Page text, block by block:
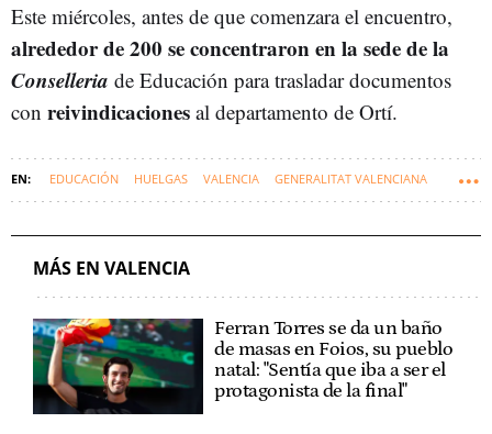
Este miércoles, antes de que comenzara el encuentro,
alrededor de 200 se concentraron en la sede de la
Conselleria de Educación para trasladar documentos
con reivindicaciones al departamento de Ortí.
EDUCACIÓN HUELGAS VALENCIA GENERALITAT VALENCIANA
MÁS EN VALENCIA
Ferran Torres se da un baño
de masas en Foios, su pueblo
natal: "Sentía que iba a ser el
protagonista de la final"